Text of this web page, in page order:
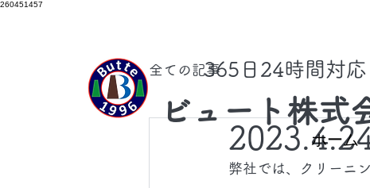
260451457
ビュート株式
​365日24時間対応
ホーム
全ての記事
弊社では、クリーニ